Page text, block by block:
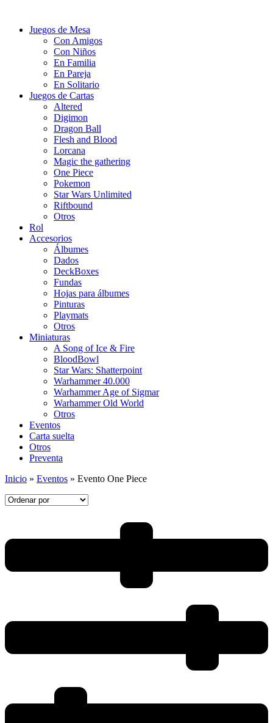
Juegos de Mesa
Con Amigos
Con Niños
En Familia
En Pareja
En Solitario
Juegos de Cartas
Altered
Digimon
Dragon Ball
Flesh and Blood
Lorcana
Magic the gathering
One Piece
Pokemon
Star Wars Unlimited
Riftbound
Otros
Rol
Accesorios
Álbumes
Dados
DeckBoxes
Fundas
Hojas para álbumes
Pinturas
Playmats
Otros
Miniaturas
A Song of Ice & Fire
BloodBowl
Star Wars: Shatterpoint
Warhammer 40.000
Warhammer Age of Sigmar
Warhammer Old World
Otros
Eventos
Carta suelta
Otros
Preventa
Inicio » Eventos » Evento One Piece